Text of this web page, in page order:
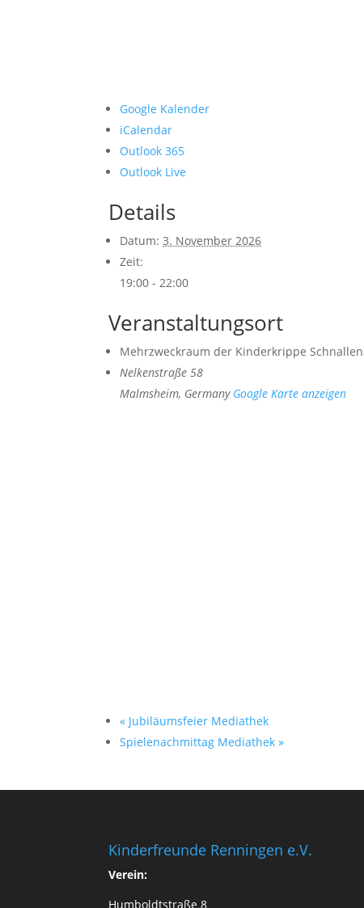
Google Kalender
iCalendar
Outlook 365
Outlook Live
Details
Datum: 3. November 2026
Zeit:
19:00 - 22:00
Veranstaltungsort
Mehrzweckraum der Kinderkrippe
Nelkenstraße 58
Malmsheim, Germany Google Karte anzeigen
« Jubiläumsfeier Mediathek
Spielenachmittag Mediathek»
Kinderfreunde Renningen e.V.
Verein:
Humboldtstraße 8